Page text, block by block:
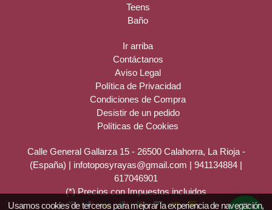
Teens
Baño
Ir arriba
Contáctanos
Aviso Legal
Política de Privacidad
Condiciones de Compra
Desistir de un pedido
Políticas de Cookies
Calle General Gallarza 15 - 26500 Calahorra, La Rioja -
(España) | infotoposyrayas@gmail.com | 941134884 |
617046901
(*) Precios con Impuestos incluidos
Usamos cookies de terceros para mejorar la experiencia de navegación,